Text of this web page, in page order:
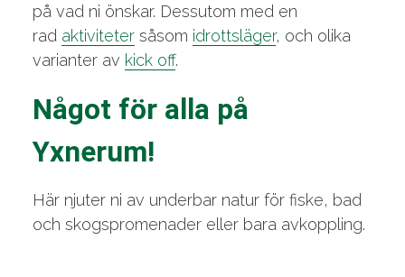
på vad ni önskar. Dessutom med en
rad aktivitetersåsom idrottsläger, och olika
varianter av kick off.
Något för alla på
Yxnerum!
Här njuter ni av underbar natur för fiske, bad
och skogspromenader eller bara avkoppling.